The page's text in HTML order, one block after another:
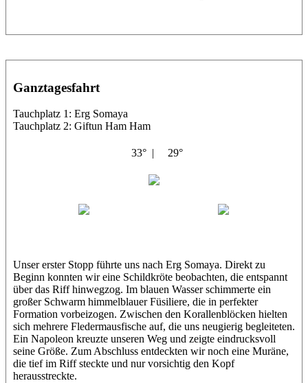
Ganztagesfahrt
Tauchplatz 1: Erg Somaya
Tauchplatz 2: Giftun Ham Ham
33° | 29°
Unser erster Stopp führte uns nach Erg Somaya. Direkt zu
Beginn konnten wir eine Schildkröte beobachten, die entspannt
über das Riff hinwegzog. Im blauen Wasser schimmerte ein
großer Schwarm himmelblauer Füsiliere, die in perfekter
Formation vorbeizogen. Zwischen den Korallenblöcken hielten
sich mehrere Fledermausfische auf, die uns neugierig begleiteten.
Ein Napoleon kreuzte unseren Weg und zeigte eindrucksvoll
seine Größe. Zum Abschluss entdeckten wir noch eine Muräne,
die tief im Riff steckte und nur vorsichtig den Kopf
herausstreckte.